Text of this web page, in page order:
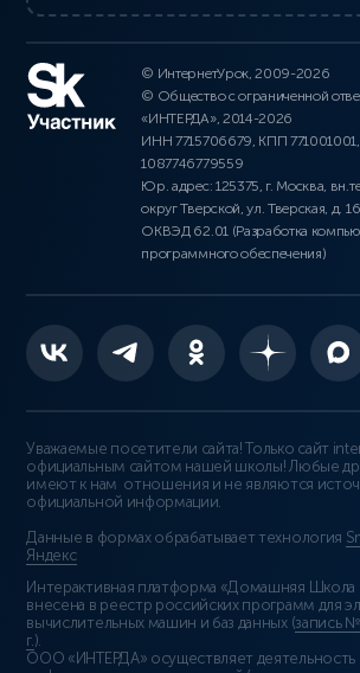
© ИнтернетУрок, 2009-2026
© Общество с ограниченной
«ИНТЕРДА», 2014-2026
ИНН 7715706679, КПП
1087746779559
Юр. адрес: 125375, г. Москва,
округ Тверской, ул. Тверская, д.
ОКВЭД 62.01 (Разработка
программного обеспечения)
Уважаемые посетители сайта! Только сайт
официальным сайтом нашей школы! Любые
имеют к нам отношения и не являются
официальной информации.
Данные в формах обрабатывает технология
Яндекс
Интерактивная платформа «Домашняя Школа
внесена в реестр российских программ для
вычислительных машин и баз данных (запись
г.).
ООО «ИНТЕРДА» осуществляет деятельность